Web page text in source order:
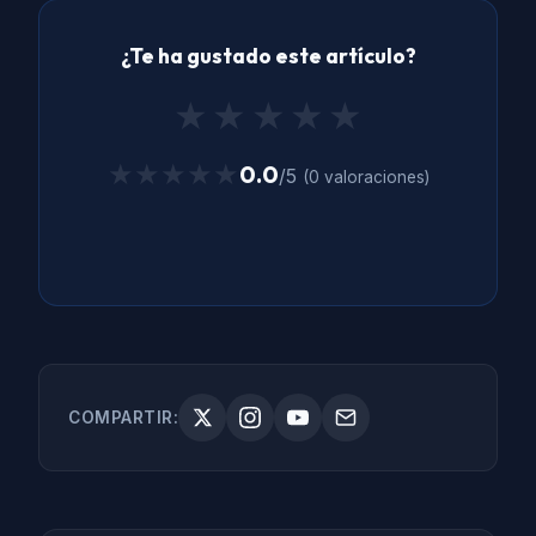
¿Te ha gustado este artículo?
★
★
★
★
★
★★★★★
★★★★★ 0.0/5 (0 valoraciones)
COMPARTIR: